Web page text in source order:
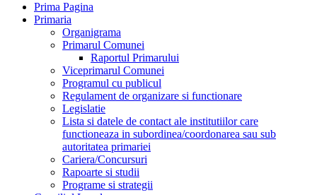
Prima Pagina
Primaria
Organigrama
Primarul Comunei
Raportul Primarului
Viceprimarul Comunei
Programul cu publicul
Regulament de organizare si functionare
Legislatie
Lista si datele de contact ale institutiilor care
functioneaza in subordinea/coordonarea sau sub
autoritatea primariei
Cariera/Concursuri
Rapoarte si studii
Programe si strategii